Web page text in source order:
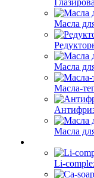
Масла
Масла
Масла-
Масла
Li-